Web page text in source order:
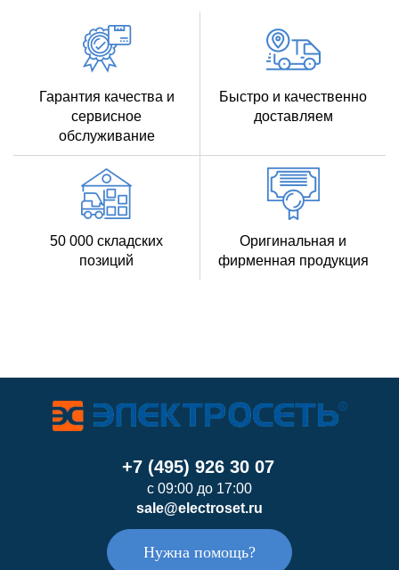
Гарантия качества и
сервисное
обслуживание
Быстро и качественно
доставляем
50 000 складских
позиций
Оригинальная и
фирменная продукция
+7 (495) 926 30 07
с 09:00 до 17:00
sale@electroset.ru
Нужна помощь?